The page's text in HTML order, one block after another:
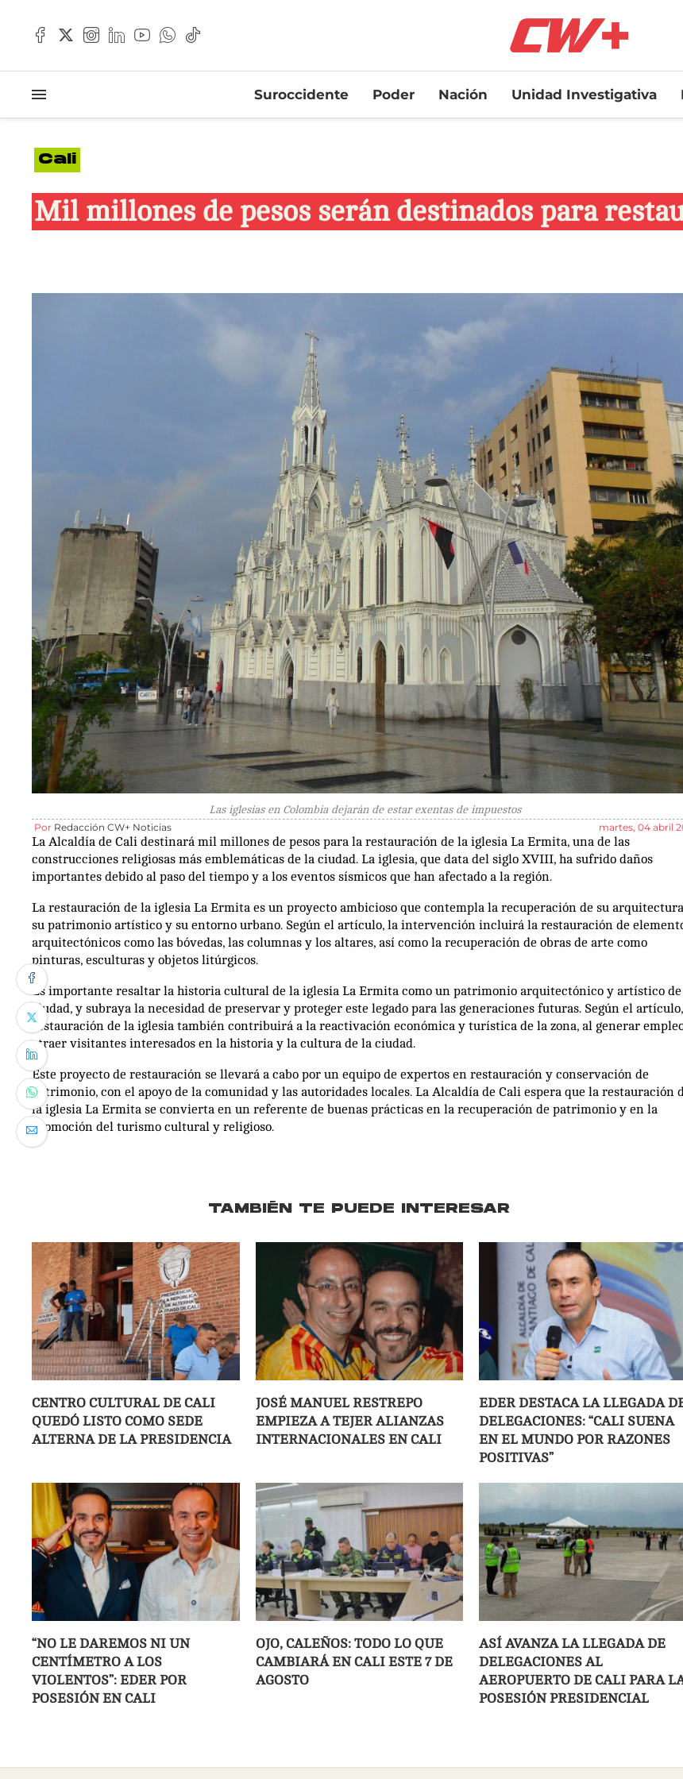
Suroccidente Poder Nación Unidad Investigativa
Cali
Mil millones de pesos serán destinados para
Las iglesias en Colombia dejarán de estar exentas de impuestos
Por Redacción CW+ Noticias martes, 04 abril
La Alcaldía de Cali destinará mil millones de pesos para la restauración de la iglesia La Ermita, una de las
construcciones religiosas más emblemáticas de la ciudad. La iglesia, que data del siglo XVIII, ha sufrido daños
importantes debido al paso del tiempo y a los eventos sísmicos que han afectado a la región.
La restauración de la iglesia La Ermita es un proyecto ambicioso que contempla la recuperación de su
su patrimonio artístico y su entorno urbano. Según el artículo, la intervención incluirá la restauración de
arquitectónicos como las bóvedas, las columnas y los altares, así como la recuperación de obras de arte como
pinturas, esculturas y objetos litúrgicos.
Es importante resaltar la historia cultural de la iglesia La Ermita como un patrimonio arquitectónico y artístico de
ciudad, y subraya la necesidad de preservar y proteger este legado para las generaciones futuras. Según el
restauración de la iglesia también contribuirá a la reactivación económica y turística de la zona, al generar
atraer visitantes interesados en la historia y la cultura de la ciudad.
Este proyecto de restauración se llevará a cabo por un equipo de expertos en restauración y conservación de
patrimonio, con el apoyo de la comunidad y las autoridades locales. La Alcaldía de Cali espera que la restauración
la iglesia La Ermita se convierta en un referente de buenas prácticas en la recuperación de patrimonio y en la
promoción del turismo cultural y religioso.
TAMBIÉN TE PUEDE INTERESAR
CENTRO CULTURAL DE CALI
QUEDÓ LISTO COMO SEDE
ALTERNA DE LA PRESIDENCIA
JOSÉ MANUEL RESTREPO
EMPIEZA A TEJER ALIANZAS
INTERNACIONALES EN CALI
EDER DESTACA LA LLEGADA
DELEGACIONES: “CALI SUENA
EN EL MUNDO POR RAZONES
POSITIVAS”
“NO LE DAREMOS NI UN
CENTÍMETRO A LOS
VIOLENTOS”: EDER POR
POSESIÓN EN CALI
OJO, CALEÑOS: TODO LO QUE
CAMBIARÁ EN CALI ESTE 7 DE
AGOSTO
ASÍ AVANZA LA LLEGADA DE
DELEGACIONES AL
AEROPUERTO DE CALI PARA
POSESIÓN PRESIDENCIAL